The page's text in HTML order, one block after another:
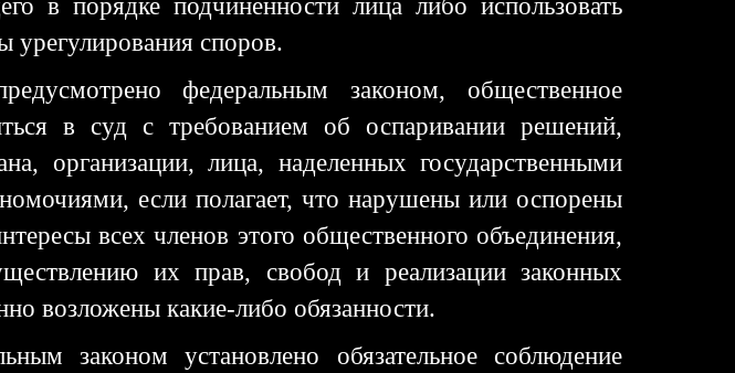
урегулирования споров.
федеральным законом, общественное
в суд с требованием об оспаривании решений,
организации, лица, наделенных государственными
если полагает, что нарушены или оспорены
всех членов этого общественного объединения,
их прав, свобод и реализации законных
возложены какие-либо обязанности.
законом установлено обязательное соблюдение